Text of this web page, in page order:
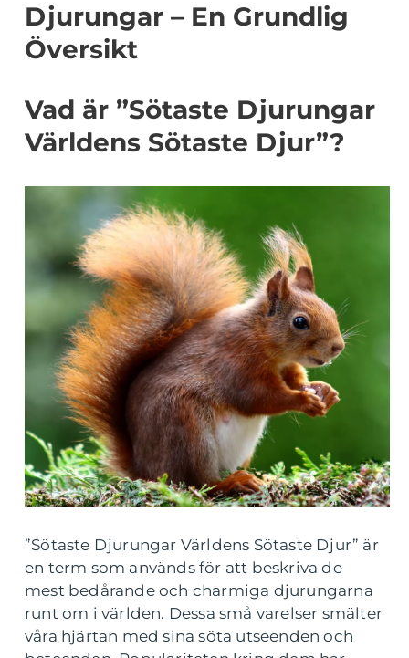
Djurungar – En Grundlig
Översikt
Vad är ”Sötaste Djurungar
Världens Sötaste Djur”?
”Sötaste Djurungar Världens Sötaste Djur” är
en term som används för att beskriva de
mest bedårande och charmiga djurungarna
runt om i världen. Dessa små varelser smälter
våra hjärtan med sina söta utseenden och